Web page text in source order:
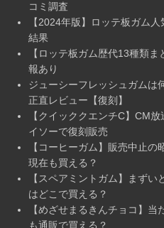
コミ調査
【2024年版】ロッテ板ガム
結果
【ロッテ板ガム歴代13種類
報あり
ジューシーフレッシュガムは
正直レビュー【復刻】
【クイッククエンチC】CM
イソーで復刻販売
【コーヒーガム】販売中止の
現在も買える？
【スペアミントガム】まず
はどこで買える？
【めざせまるきんチョコ】
も通販で買える？